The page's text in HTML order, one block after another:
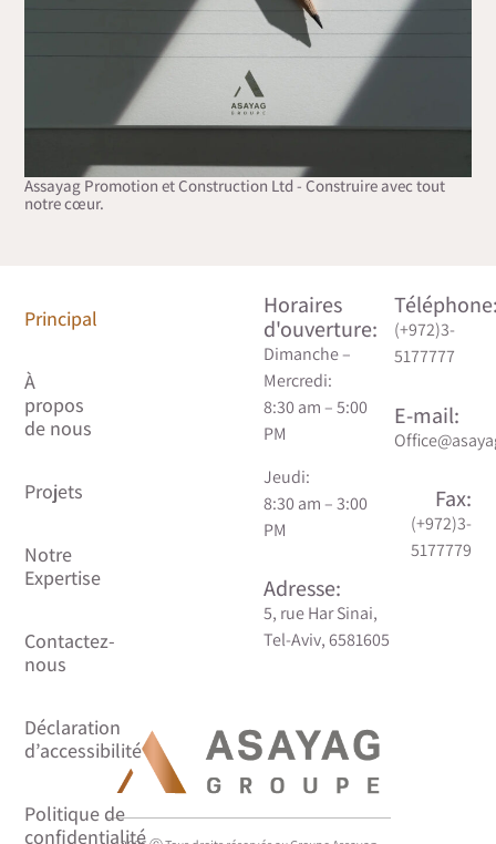
Assayag Promotion et Construction Ltd - Construire avec tout
notre cœur.
Principal
À
propos
de nous
Projets
Notre
Expertise
Contactez-
Déclaration
Politique de
confidentialité
(+972)3-
5177777
E-mail:
Fax:
(+972)3-
5177779
Horaires
d'ouverture:
Dimanche –
Mercredi:
8:30 am – 5:00
PM
Jeudi:
8:30 am – 3:00
PM
Adresse:
5, rue Har Sinai,
Tel-Aviv, 6581605